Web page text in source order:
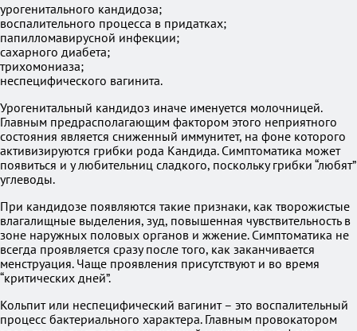
урогенитального кандидоза;
воспалительного процесса в придатках;
папилломавирусной инфекции;
сахарного диабета;
трихомониаза;
неспецифического вагинита.
Урогенитальный кандидоз иначе именуется молочницей.
Главным предрасполагающим фактором этого неприятного
состояния является сниженный иммунитет, на фоне которого
активизируются грибки рода Кандида. Симптоматика может
появиться и у любительниц сладкого, поскольку грибки “любят”
углеводы.
При кандидозе появляются такие признаки, как творожистые
влагалищные выделения, зуд, повышенная чувствительность в
зоне наружных половых органов и жжение. Симптоматика не
всегда проявляется сразу после того, как заканчивается
менструация. Чаще проявления присутствуют и во время
“критических дней”.
Кольпит или неспецифический вагинит – это воспалительный
процесс бактериального характера. Главным провокатором